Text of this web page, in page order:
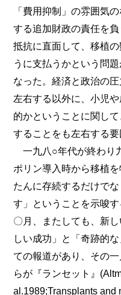
「費用抑制」の雰囲気
する追加財政の責任を
抵抗に直面して、移植
うに支払うかという問
なった。経済と政治の
左右する以外に、小児
的かということに関し
することをも左右する要
一九八○年代が終わり
ポリン導入時から移植
たんに存続するだけで
す」ということを示唆
〇月、またしても、新
しい成功」と「奇跡的
ての報道があり、その
らが『ランセット』
al.1989;Transplants and